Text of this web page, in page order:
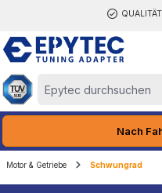
Nach
Motor & Getriebe Schwungrad